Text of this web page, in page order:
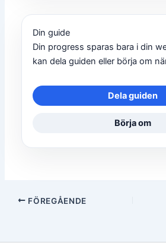
Din guide
Din progress sparas bara i din
kan dela guiden eller börja om
Dela guiden
Börja om
FÖREGÅENDE